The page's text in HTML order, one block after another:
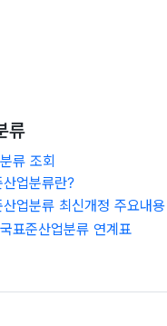
류
류 조회
업분류란?
산업분류 최신개정 주요내용
표준산업분류 연계표